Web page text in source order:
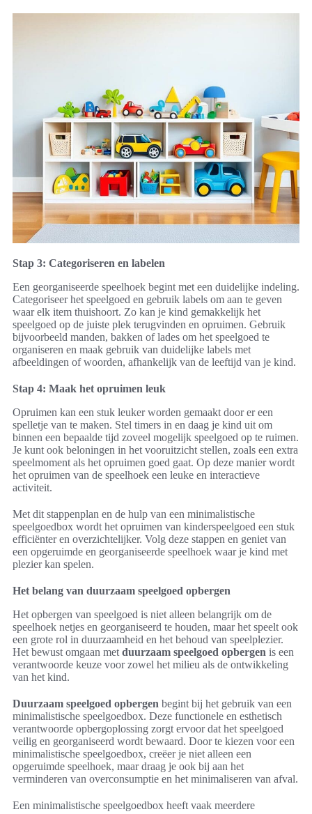
Stap 3: Categoriseren en labelen
Een georganiseerde speelhoek begint met een duidelijke indeling.
Categoriseer het speelgoed en gebruik labels om aan te geven
waar elk item thuishoort. Zo kan je kind gemakkelijk het
speelgoed op de juiste plek terugvinden en opruimen. Gebruik
bijvoorbeeld manden, bakken of lades om het speelgoed te
organiseren en maak gebruik van duidelijke labels met
afbeeldingen of woorden, afhankelijk van de leeftijd van je kind.
Stap 4: Maak het opruimen leuk
Opruimen kan een stuk leuker worden gemaakt door er een
spelletje van te maken. Stel timers in en daag je kind uit om
binnen een bepaalde tijd zoveel mogelijk speelgoed op te ruimen.
Je kunt ook beloningen in het vooruitzicht stellen, zoals een extra
speelmoment als het opruimen goed gaat. Op deze manier wordt
het opruimen van de speelhoek een leuke en interactieve
activiteit.
Met dit stappenplan en de hulp van een minimalistische
speelgoedbox wordt het opruimen van kinderspeelgoed een stuk
efficiënter en overzichtelijker. Volg deze stappen en geniet van
een opgeruimde en georganiseerde speelhoek waar je kind met
plezier kan spelen.
Het belang van duurzaam speelgoed opbergen
Het opbergen van speelgoed is niet alleen belangrijk om de
speelhoek netjes en georganiseerd te houden, maar het speelt ook
een grote rol in duurzaamheid en het behoud van speelplezier.
Het bewust omgaan met duurzaam speelgoed opbergen is een
verantwoorde keuze voor zowel het milieu als de ontwikkeling
van het kind.
Duurzaam speelgoed opbergen begint bij het gebruik van een
minimalistische speelgoedbox. Deze functionele en esthetisch
verantwoorde opbergoplossing zorgt ervoor dat het speelgoed
veilig en georganiseerd wordt bewaard. Door te kiezen voor een
minimalistische speelgoedbox, creëer je niet alleen een
opgeruimde speelhoek, maar draag je ook bij aan het
verminderen van overconsumptie en het minimaliseren van afval.
Een minimalistische speelgoedbox heeft vaak meerdere